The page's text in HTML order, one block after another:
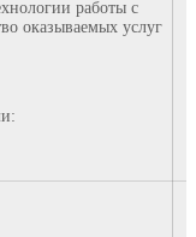
работы с
оказываемых услуг